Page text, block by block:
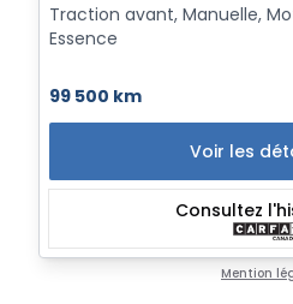
Traction avant, Manuelle,
Essence
99 500 km
Voir les
Consultez
Mention